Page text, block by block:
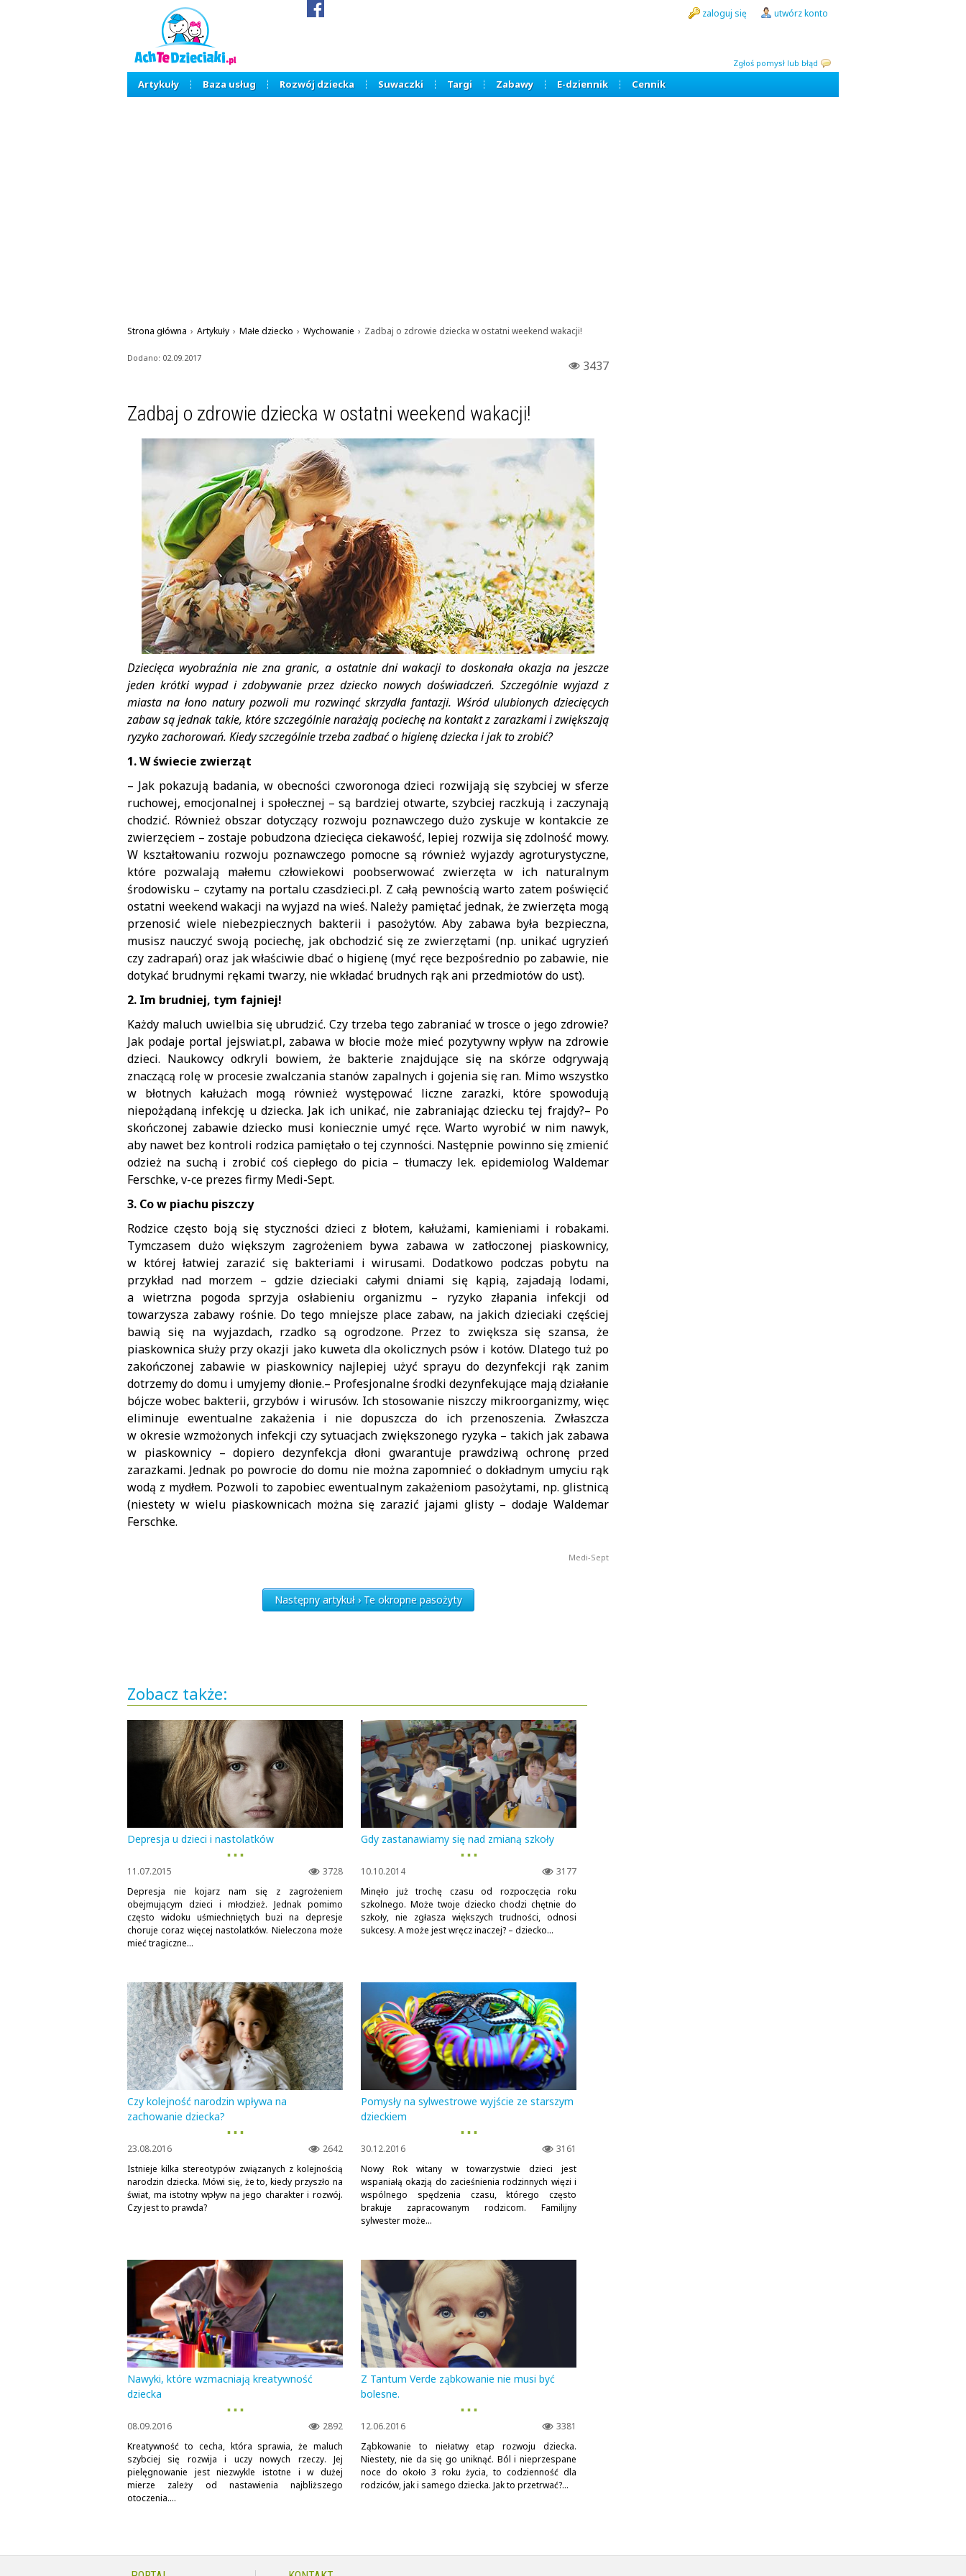
Zgłoś pomysł lub błąd
zaloguj się utwórz konto
Artykuły Baza usług Rozwój dziecka Suwaczki Targi Zabawy E-dziennik Cennik
Strona główna › Artykuły › Małe dziecko › Wychowanie › Zadbaj o zdrowie dziecka w ostatni weekend wakacji!
3437
Dodano: 02.09.2017
Zadbaj o zdrowie dziecka w ostatni weekend wakacji!
Dziecięca wyobraźnia nie zna granic, a ostatnie dni wakacji to doskonała okazja na jeszcze
jeden krótki wypad i zdobywanie przez dziecko nowych doświadczeń. Szczególnie wyjazd z
miasta na łono natury pozwoli mu rozwinąć skrzydła fantazji. Wśród ulubionych dziecięcych
zabaw są jednak takie, które szczególnie narażają pociechę na kontakt z zarazkami i zwiększają
ryzyko zachorowań. Kiedy szczególnie trzeba zadbać o higienę dziecka i jak to zrobić?
1. W świecie zwierząt
– Jak pokazują badania, w obecności czworonoga dzieci rozwijają się szybciej w sferze
ruchowej, emocjonalnej i społecznej – są bardziej otwarte, szybciej raczkują i zaczynają
chodzić. Również obszar dotyczący rozwoju poznawczego dużo zyskuje w kontakcie ze
zwierzęciem – zostaje pobudzona dziecięca ciekawość, lepiej rozwija się zdolność mowy.
W kształtowaniu rozwoju poznawczego pomocne są również wyjazdy agroturystyczne,
które pozwalają małemu człowiekowi poobserwować zwierzęta w ich naturalnym
środowisku – czytamy na portalu czasdzieci.pl. Z całą pewnością warto zatem poświęcić
ostatni weekend wakacji na wyjazd na wieś. Należy pamiętać jednak, że zwierzęta mogą
przenosić wiele niebezpiecznych bakterii i pasożytów. Aby zabawa była bezpieczna,
musisz nauczyć swoją pociechę, jak obchodzić się ze zwierzętami (np. unikać ugryzień
czy zadrapań) oraz jak właściwie dbać o higienę (myć ręce bezpośrednio po zabawie, nie
dotykać brudnymi rękami twarzy, nie wkładać brudnych rąk ani przedmiotów do ust).
2. Im brudniej, tym fajniej!
Każdy maluch uwielbia się ubrudzić. Czy trzeba tego zabraniać w trosce o jego zdrowie?
Jak podaje portal jejswiat.pl, zabawa w błocie może mieć pozytywny wpływ na zdrowie
dzieci. Naukowcy odkryli bowiem, że bakterie znajdujące się na skórze odgrywają
znaczącą rolę w procesie zwalczania stanów zapalnych i gojenia się ran. Mimo wszystko
w błotnych kałużach mogą również występować liczne zarazki, które spowodują
niepożądaną infekcję u dziecka. Jak ich unikać, nie zabraniając dziecku tej frajdy?– Po
skończonej zabawie dziecko musi koniecznie umyć ręce. Warto wyrobić w nim nawyk,
aby nawet bez kontroli rodzica pamiętało o tej czynności. Następnie powinno się zmienić
odzież na suchą i zrobić coś ciepłego do picia – tłumaczy lek. epidemiolog Waldemar
Ferschke, v-ce prezes firmy Medi-Sept.
3. Co w piachu piszczy
Rodzice często boją się styczności dzieci z błotem, kałużami, kamieniami i robakami.
Tymczasem dużo większym zagrożeniem bywa zabawa w zatłoczonej piaskownicy,
w której łatwiej zarazić się bakteriami i wirusami. Dodatkowo podczas pobytu na
przykład nad morzem – gdzie dzieciaki całymi dniami się kąpią, zajadają lodami,
a wietrzna pogoda sprzyja osłabieniu organizmu – ryzyko złapania infekcji od
towarzysza zabawy rośnie. Do tego mniejsze place zabaw, na jakich dzieciaki częściej
bawią się na wyjazdach, rzadko są ogrodzone. Przez to zwiększa się szansa, że
piaskownica służy przy okazji jako kuweta dla okolicznych psów i kotów. Dlatego tuż po
zakończonej zabawie w piaskownicy najlepiej użyć sprayu do dezynfekcji rąk zanim
dotrzemy do domu i umyjemy dłonie.– Profesjonalne środki dezynfekujące mają działanie
bójcze wobec bakterii, grzybów i wirusów. Ich stosowanie niszczy mikroorganizmy, więc
eliminuje ewentualne zakażenia i nie dopuszcza do ich przenoszenia. Zwłaszcza
w okresie wzmożonych infekcji czy sytuacjach zwiększonego ryzyka – takich jak zabawa
w piaskownicy – dopiero dezynfekcja dłoni gwarantuje prawdziwą ochronę przed
zarazkami. Jednak po powrocie do domu nie można zapomnieć o dokładnym umyciu rąk
wodą z mydłem. Pozwoli to zapobiec ewentualnym zakażeniom pasożytami, np. glistnicą
(niestety w wielu piaskownicach można się zarazić jajami glisty – dodaje Waldemar
Ferschke.
Medi-Sept
Następny artykuł › Te okropne pasożyty
Zobacz także:
Depresja u dzieci i nastolatków
▪ ▪ ▪
3728
11.07.2015
Depresja nie kojarz nam się z zagrożeniem
obejmującym dzieci i młodzież. Jednak pomimo
często widoku uśmiechniętych buzi na depresje
choruje coraz więcej nastolatków. Nieleczona może
mieć tragiczne...
Gdy zastanawiamy się nad zmianą szkoły
▪ ▪ ▪
3177
10.10.2014
Minęło już trochę czasu od rozpoczęcia roku
szkolnego. Może twoje dziecko chodzi chętnie do
szkoły, nie zgłasza większych trudności, odnosi
sukcesy. A może jest wręcz inaczej? – dziecko...
Czy kolejność narodzin wpływa na
zachowanie dziecka?
▪ ▪ ▪
2642
23.08.2016
Istnieje kilka stereotypów związanych z kolejnością
narodzin dziecka. Mówi się, że to, kiedy przyszło na
świat, ma istotny wpływ na jego charakter i rozwój.
Czy jest to prawda?
Pomysły na sylwestrowe wyjście ze starszym
dzieckiem
▪ ▪ ▪
3161
30.12.2016
Nowy Rok witany w towarzystwie dzieci jest
wspaniałą okazją do zacieśnienia rodzinnych więzi i
wspólnego spędzenia czasu, którego często
brakuje zapracowanym rodzicom. Familijny
sylwester może...
Nawyki, które wzmacniają kreatywność
dziecka
▪ ▪ ▪
2892
08.09.2016
Kreatywność to cecha, która sprawia, że maluch
szybciej się rozwija i uczy nowych rzeczy. Jej
pielęgnowanie jest niezwykle istotne i w dużej
mierze zależy od nastawienia najbliższego
otoczenia....
Z Tantum Verde ząbkowanie nie musi być
bolesne.
▪ ▪ ▪
3381
12.06.2016
Ząbkowanie to niełatwy etap rozwoju dziecka.
Niestety, nie da się go uniknąć. Ból i nieprzespane
noce do około 3 roku życia, to codzienność dla
rodziców, jak i samego dziecka. Jak to przetrwać?...